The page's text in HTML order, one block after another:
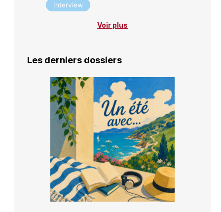
Interview
Voir plus
Les derniers dossiers